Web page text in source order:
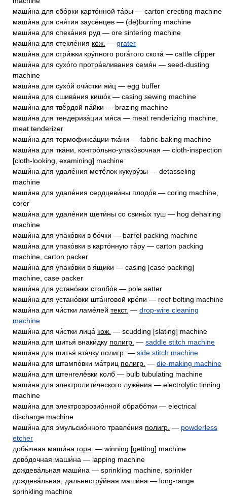
маши́на для сбо́рки карто́нной та́ры — carton erecting machine
маши́на для сня́тия заусе́нцев — (de)burring machine
маши́на для спека́ния руд — ore sintering machine
маши́на для стекле́ния кож. — grater
маши́на для стри́жки кру́пного рога́того скота́ — cattle clipper
маши́на для сухо́го протра́вливания семя́н — seed-dusting
machine
маши́на для сухо́й очи́стки яи́ц — egg buffer
маши́на для сшива́ния кишо́к — casing sewing machine
маши́на для твё́рдой па́йки — brazing machine
маши́на для тендериза́ции мя́са — meat renderizing machine,
meat tenderizer
маши́на для термофикса́ции тка́ни — fabric-baking machine
маши́на для тка́ни, контро́льно-упако́вочная — cloth-inspection
[cloth-looking, examining] machine
маши́на для удале́ния метё́лок кукуру́зы — detasseling
machine
маши́на для удале́ния сердцеви́ны плодо́в — coring machine,
corer
маши́на для удале́ния щети́ны со свины́х туш — hog dehairing
machine
маши́на для упако́вки в бо́чки — barrel packing machine
маши́на для упако́вки в карто́нную та́ру — carton packing
machine, carton packer
маши́на для упако́вки в я́щики — casing [case packing]
machine, case packer
маши́на для устано́вки столбо́в — pole setter
маши́на для устано́вки шта́нговой кре́пи — roof bolting machine
маши́на для чи́стки ламе́лей текст. — drop-wire cleaning
machine
маши́на для чи́стки лица́ кож. — scudding [slating] machine
маши́на для шитья́ внаки́дку полигр. — saddle stitch machine
маши́на для шитья́ вта́чку полигр. — side stitch machine
маши́на для штампо́вки ма́триц полигр. — die-making machine
маши́на для штенгелё́вки колб — bulb tubulating machine
маши́на для электролити́ческого луже́ния — electrolytic tinning
machine
маши́на для электроэрозио́нной обрабо́тки — electrical
discharge machine
маши́на для эмульсио́нного травле́ния полигр. — powderless
etcher
добы́чная маши́на горн. — winning [getting] machine
дово́дочная маши́на — lapping machine
дождева́льная маши́на — sprinkling machine, sprinkler
дождева́льная, дальнестру́йная маши́на — long-range
sprinkling machine